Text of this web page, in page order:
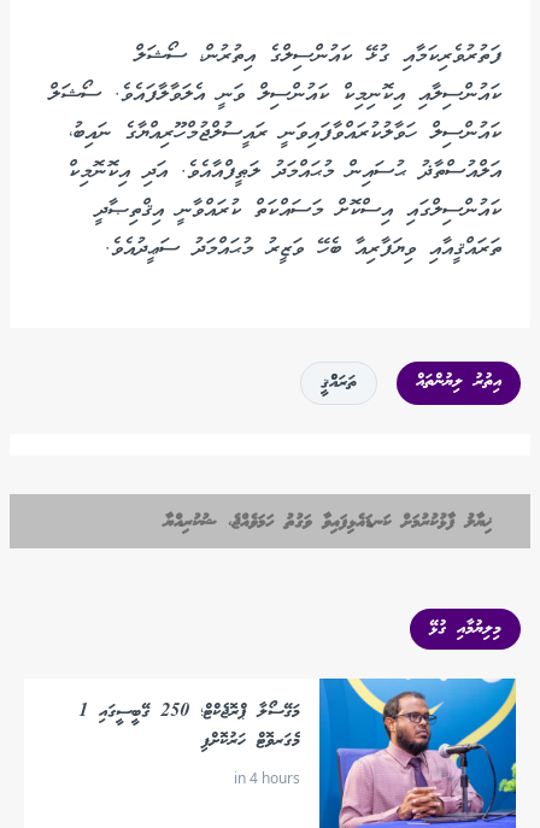
ފަތުރުވެރިކަމާއި ގުޅޭ ކައުންސިލްގެ އިތުރުން، ސޯޝަލް
ކައުންސިލާއި އިކޮނިމިކް ކައުންސިލް ވަނީ އެލަވާލާފައެވެ. ސޯޝަލް
ކައުންސިލް ހަވާލުކުރައްވާފައިވަނީ ރައީސުލްޖުމްހޫރިއްޔާގެ ނައިބު،
އަލްއުސްތާޛު ޙުސައިން މުޙައްމަދު ލަޠީފްއާއެވެ. އަދި އިކޮނޮމިކް
ކައުންސިލްގައި އިސްކޮށް މަސައްކަތް ކުރައްވާނީ އިޤްތިޞާދީ
ތަރައްޤީއާއި ވިޔަފާރިއާ ބެހޭ ވަޒީރު މުޙައްމަދު ސަޢީދުއެވެ.
އިތުރު ލިޔުންތައް ތަރައްްޤީ
ޚިޔާލު ފާޅުކުރުމަށް ކަނޑައެޅިފައިވާ ވަގުތު ހަމަވެއްޖެ، ޝުކުރިއްޔާ
މިލިޔުމާއި ގުޅޭ
މަގޭސޯލާ ޕްރޮޖެކްޓް؛ 250 ގޭބީސީގައި 1
މެގަރވޮޓް ހަރުކޮށްފި
in 4 hours